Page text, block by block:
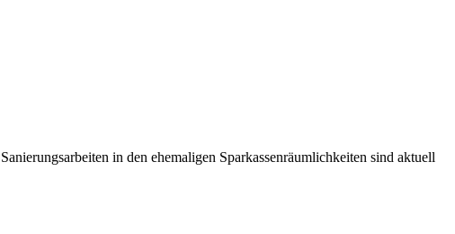
in den ehemaligen Sparkassenräumlichkeiten sind aktuell